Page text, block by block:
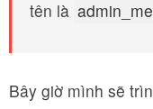
tên là
Bây giờ mình sẽ